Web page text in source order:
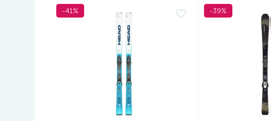
-41% -39%